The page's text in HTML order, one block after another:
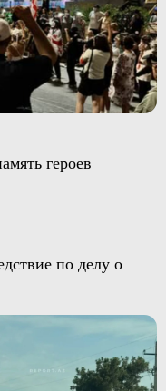
героев
по делу о